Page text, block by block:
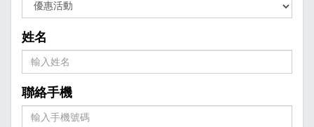
姓名
聯絡手機